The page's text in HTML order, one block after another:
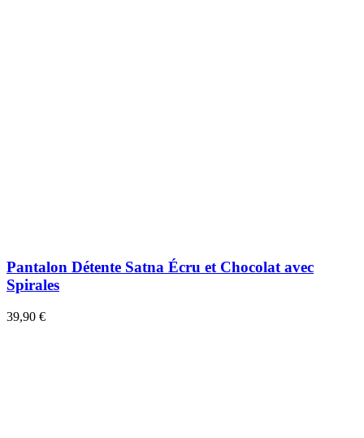
Pantalon Détente Satna Écru et Chocolat avec
Spirales
39,90 €